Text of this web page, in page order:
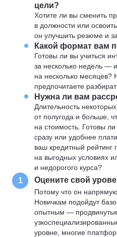
цели?
Хотите ли вы сменить
в должности или
он улучшить резюме и
Какой формат вам
Готовы ли вы учиться
за несколько недель —
на несколько
предпочитаете
Нужна ли вам
Длительность
от полугода и больше,
на стоимость. Готовы
сразу или удобнее
ваш кредитный рейтинг
на выгодных условиях
и недорогого курса?
1 Оцените свой
Потому что он
Новичкам подойдут
опытным —
уровне, многие